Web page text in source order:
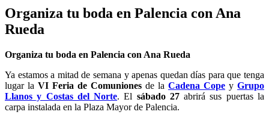
Organiza tu boda en Palencia con Ana
Rueda
Organiza tu boda en Palencia con Ana Rueda
Ya estamos a mitad de semana y apenas quedan días para que tenga
lugar la VI Feria de Comuniones de la Cadena Cope y Grupo
Llanos y Costas del Norte. El sábado 27abrirá sus puertas la
carpa instalada en la Plaza Mayor de Palencia.